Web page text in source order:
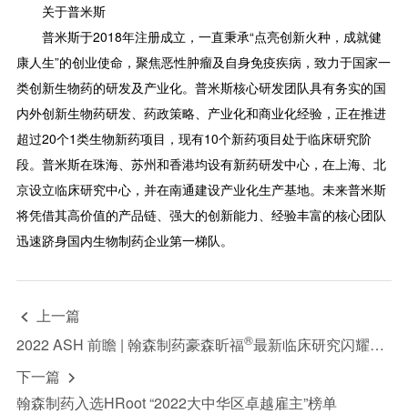
关于普米斯
普米斯于2018年注册成立，一直秉承“点亮创新火种，成就健
康人生”的创业使命，聚焦恶性肿瘤及自身免疫疾病，致力于国家一
类创新生物药的研发及产业化。普米斯核心研发团队具有务实的国
内外创新生物药研发、药政策略、产业化和商业化经验，正在推进
超过20个1类生物新药项目，现有10个新药项目处于临床研究阶
段。普米斯在珠海、苏州和香港均设有新药研发中心，在上海、北
京设立临床研究中心，并在南通建设产业化生产基地。未来普米斯
将凭借其高价值的产品链、强大的创新能力、经验丰富的核心团队
迅速跻身国内生物制药企业第一梯队。
 上一篇
2022 ASH 前瞻 | 翰森制药豪森昕福®最新临床研究闪耀第64届美国血液学会年会
下一篇 
翰森制药入选HRoot “2022大中华区卓越雇主”榜单